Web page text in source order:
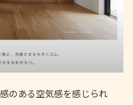
のある空気感を感じられ